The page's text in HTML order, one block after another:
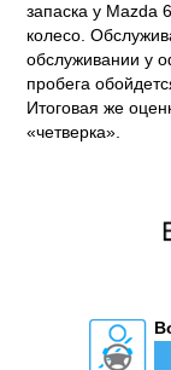
запаска у Mazda
колесо.
обслуживании у
пробега
Итоговая же
«четверка».